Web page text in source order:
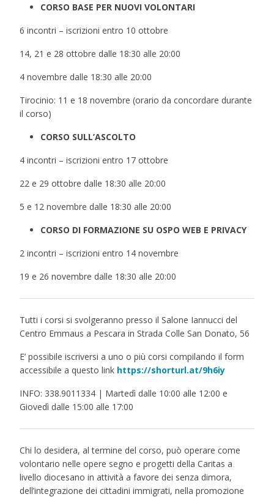
CORSO BASE PER NUOVI VOLONTARI
6 incontri – iscrizioni entro 10 ottobre
14, 21 e 28 ottobre dalle 18:30 alle 20:00
4 novembre dalle 18:30 alle 20:00
Tirocinio: 11 e 18 novembre (orario da concordare durante
il corso)
CORSO SULL’ASCOLTO
4 incontri – iscrizioni entro 17 ottobre
22 e 29 ottobre dalle 18:30 alle 20:00
5 e 12 novembre dalle 18:30 alle 20:00
CORSO DI FORMAZIONE SU OSPO WEB E PRIVACY
2 incontri – iscrizioni entro 14 novembre
19 e 26 novembre dalle 18:30 alle 20:00
Tutti i corsi si svolgeranno presso il Salone Iannucci del
Centro Emmaus a Pescara in Strada Colle San Donato, 56
E’ possibile iscriversi a uno o più corsi compilando il form
accessibile a questo link https://shorturl.at/9h6iy
INFO: 338.9011334 | Martedì dalle 10:00 alle 12:00 e
Giovedì dalle 15:00 alle 17:00
Chi lo desidera, al termine del corso, può operare come
volontario nelle opere segno e progetti della Caritas a
livello diocesano in attività a favore dei senza dimora,
dell’integrazione dei cittadini immigrati, nella promozione